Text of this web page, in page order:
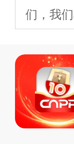
们，我
标、
复制、
不代理
持投资